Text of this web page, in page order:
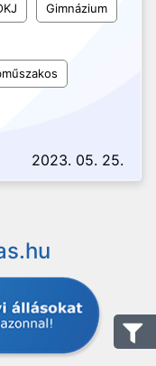
Gimnázium
2023. 05. 25.